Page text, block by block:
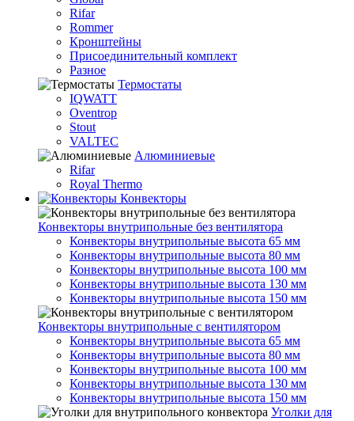
Rifar
Rommer
Кронштейны
Присоединительный комплект
Разное
Термостаты
IQWATT
Oventrop
Stout
VALTEC
Алюминиевые
Rifar
Royal Thermo
Конвекторы
Конвекторы внутрипольные без вентилятора
Конвекторы внутрипольные высота 65 мм
Конвекторы внутрипольные высота 80 мм
Конвекторы внутрипольные высота 100 мм
Конвекторы внутрипольные высота 130 мм
Конвекторы внутрипольные высота 150 мм
Конвекторы внутрипольные с вентилятором
Конвекторы внутрипольные высота 65 мм
Конвекторы внутрипольные высота 80 мм
Конвекторы внутрипольные высота 100 мм
Конвекторы внутрипольные высота 130 мм
Конвекторы внутрипольные высота 150 мм
Уголки для